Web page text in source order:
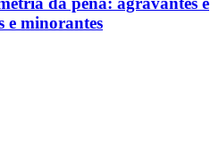
e minorantes